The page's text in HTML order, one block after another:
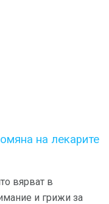
на лекарите
вярват в
и грижи за